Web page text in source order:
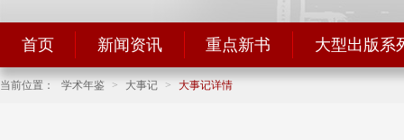
首页 新闻资讯 重点新书 大型出版系
当前位置： 学术年鉴 > 大事记 > 大事记详情